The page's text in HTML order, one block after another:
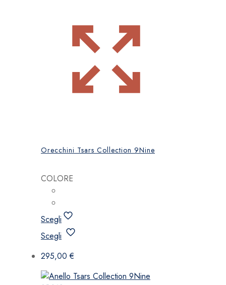
Orecchini Tsars Collection 9Nine
COLORE
Scegli
Scegli Questo
ha
varianti.
295,00€